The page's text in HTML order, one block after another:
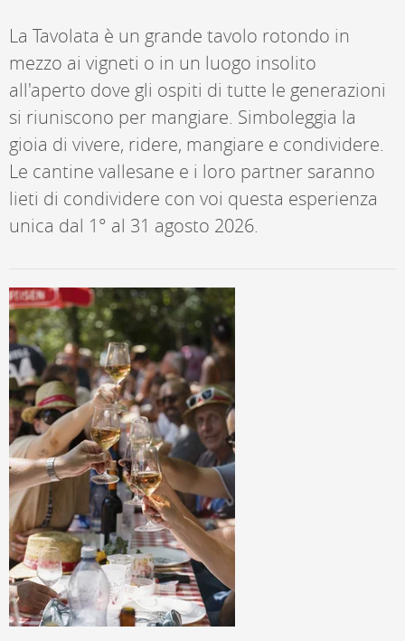
La Tavolata è un grande tavolo rotondo in
mezzo ai vigneti o in un luogo insolito
all'aperto dove gli ospiti di tutte le generazioni
si riuniscono per mangiare. Simboleggia la
gioia di vivere, ridere, mangiare e condividere.
Le cantine vallesane e i loro partner saranno
lieti di condividere con voi questa esperienza
unica dal 1° al 31 agosto 2026.